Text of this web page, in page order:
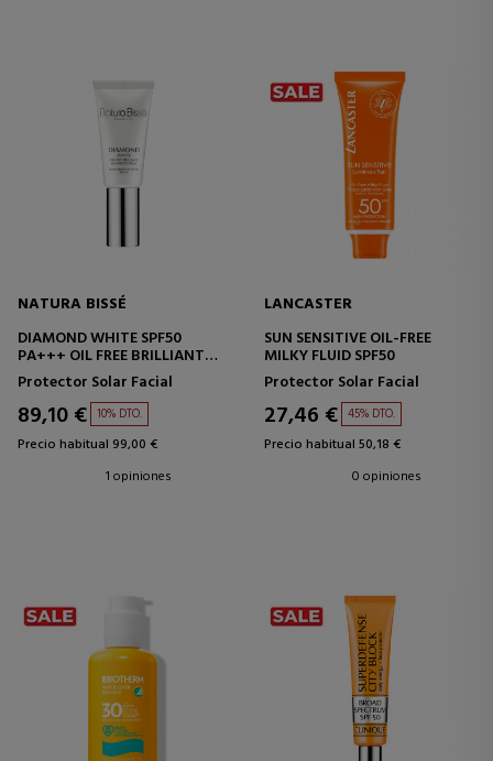
NATURA BISSÉ
DIAMOND WHITE SPF50
PA+++ OIL FREE BRILLIANT
SUN
Protector Solar Facial
89,10 € 10% DTO.
Precio habitual 99,00 €
1 opiniones
LANCASTER
SUN SENSITIVE OIL-FREE
MILKY FLUID SPF50
Protector Solar Facial
27,46 € 45% DTO.
Precio habitual 50,18 €
0 opiniones